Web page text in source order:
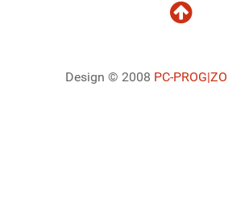
Design © 2008 PC-PROG|ZO